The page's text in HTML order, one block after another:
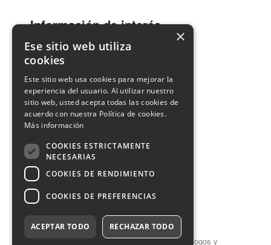
Información de interés
Guía Dentistas
Ventanilla Única
Contacto
Información de Contacto
Aviso legal
© 2026 Consejo General de Colegios de Odontólogos y
×
Ese sitio web utiliza
cookies
Este sitio web usa cookies para mejorar la
experiencia del usuario. Al utilizar nuestro
sitio web, usted acepta todas las cookies de
acuerdo con nuestra Política de cookies.
Más información
COOKIES ESTRICTAMENTE
NECESARIAS
COOKIES DE RENDIMIENTO
COOKIES DE PREFERENCIAS
ACEPTAR TODO RECHAZAR TODO